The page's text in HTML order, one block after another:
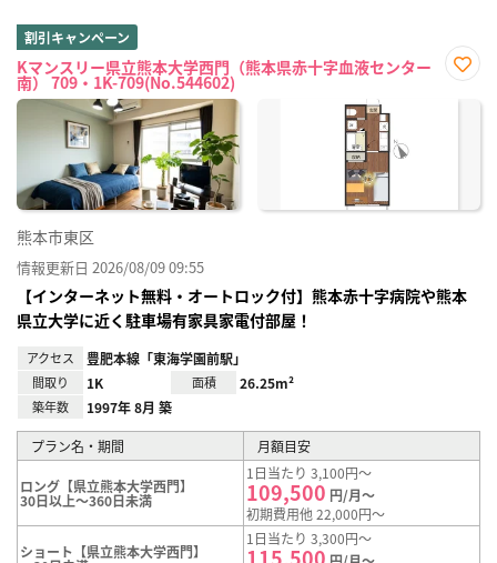
割引キャンペーン
Kマンスリー県立熊本大学西門（熊本県赤十字血液センター
南） 709・1K-709(No.544602)
に入
熊本市東区
情報更新日 2026/08/09 09:55
【インターネット無料・オートロック付】熊本赤十字病院や熊本
県立大学に近く駐車場有家具家電付部屋！
アクセス 豊肥本線「東海学園前駅」
間取り 1K 面積 26.25m²
築年数 1997年 8月 築
プラン名・期間 月額目安
ロング【県立熊本大学西門】
30日以上～360日未満
1日当たり 3,100円～
109,500 円/月～
初期費用他 22,000円～
ショート【県立熊本大学西門】
1日当たり 3,300円～
115,500